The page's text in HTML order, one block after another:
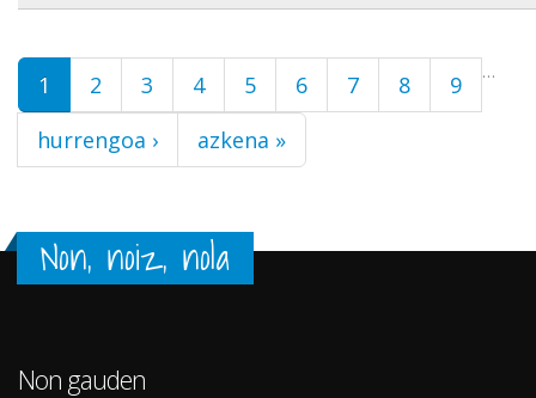
Orriak
1 2 3 4 5 6 7 8 9 …
hurrengoa › azkena »
Non, noiz, nola
Non gauden